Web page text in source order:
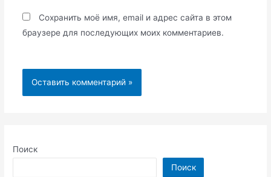
Поиск
Поиск
Сохранить моё имя, email и адрес сайта в этом
браузере для последующих моих комментариев.